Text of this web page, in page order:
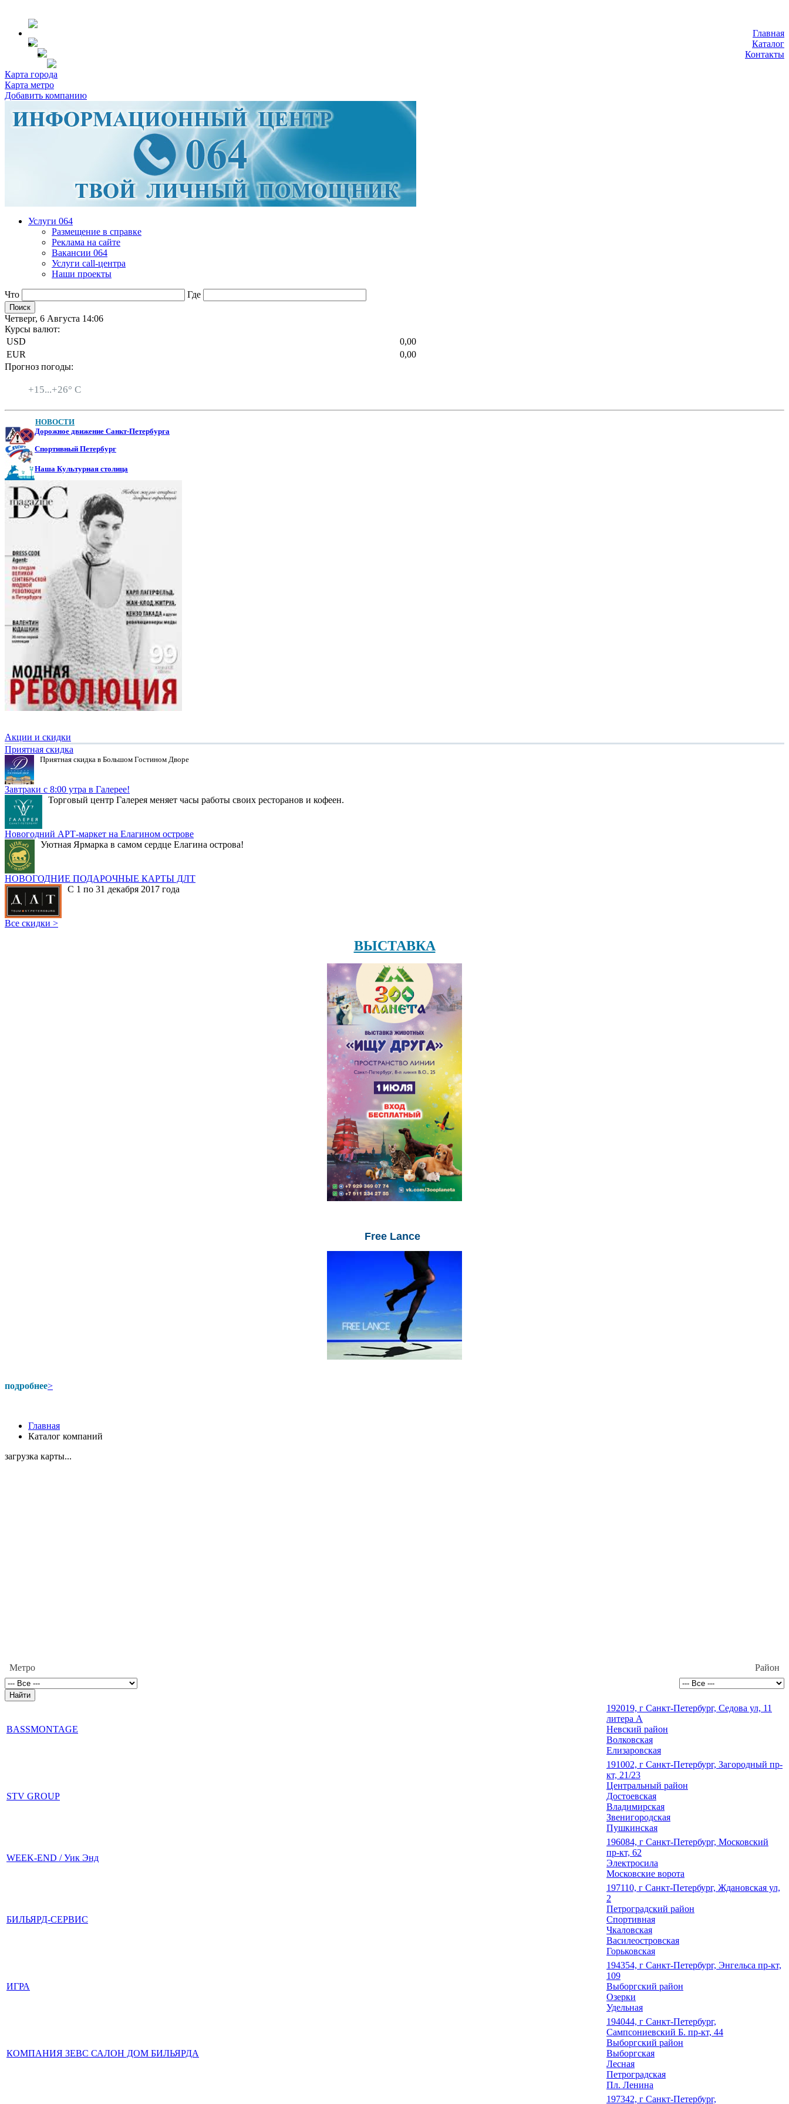
Главная
Каталог
Контакты
Карта города
Карта метро
Добавить компанию
Услуги 064
Размещение в справке
Реклама на сайте
Вакансии 064
Услуги call-центра
Наши проекты
Что Где
Четверг, 6 Августа 14:06
Курсы валют:
USD
0,00
EUR
0,00
Прогноз погоды:
+15...+26° C
НОВОСТИ
Дорожное движение Санкт-Петербурга
Спортивный Петербург
Наша Культурная столица
Акции и скидки
Приятная скидка
Приятная скидка в Большом Гостином Дворе
Завтраки с 8:00 утра в Галерее!
Торговый центр Галерея меняет часы работы своих ресторанов и кофеен.
Новогодний АРТ-маркет на Елагином острове
Уютная Ярмарка в самом сердце Елагина острова!
НОВОГОДНИЕ ПОДАРОЧНЫЕ КАРТЫ ДЛТ
С 1 по 31 декабря 2017 года
Все скидки >
ВЫСТАВКА
Free Lance
подробнее>
Главная
Каталог компаний
загрузка карты...
Метро Район
BASSMONTAGE
192019, г Санкт-Петербург, Седова ул, 11
литера А
Невский район
Волковская
Елизаровская
STV GROUP
191002, г Санкт-Петербург, Загородный пр-
кт, 21/23
Центральный район
Достоевская
Владимирская
Звенигородская
Пушкинская
WEEK-END / Уик Энд
196084, г Санкт-Петербург, Московский
пр-кт, 62
Электросила
Московские ворота
БИЛЬЯРД-СЕРВИС
197110, г Санкт-Петербург, Ждановская ул,
2
Петроградский район
Спортивная
Чкаловская
Василеостровская
Горьковская
ИГРА
194354, г Санкт-Петербург, Энгельса пр-кт,
109
Выборгский район
Озерки
Удельная
КОМПАНИЯ ЗЕВС САЛОН ДОМ БИЛЬЯРДА
194044, г Санкт-Петербург,
Сампсониевский Б. пр-кт, 44
Выборгский район
Выборгская
Лесная
Петроградская
Пл. Ленина
197342, г Санкт-Петербург,